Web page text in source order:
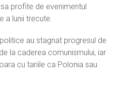
profite de evenimentul
a lunii trecute.
au stagnat progresul de
la caderea comunismului, iar
cu tariile ca Polonia sau